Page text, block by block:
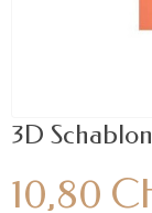
3D
10,80